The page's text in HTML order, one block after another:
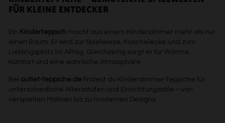
FÜR KLEINE ENTDECKER
Ein Kinderteppich macht aus einem Kinderzimmer mehr als nur
einen Raum. Er wird zur Spielwiese, Kuschelecke und zum
Lieblingsplatz im Alltag. Gleichzeitig sorgt er für Wärme,
Komfort und eine wohnliche Atmosphäre.
Bei outlet-teppiche.de findest du Kinderzimmer-Teppiche für
unterschiedliche Altersstufen und Einrichtungsstile – von
verspielten Motiven bis zu modernen Designs.